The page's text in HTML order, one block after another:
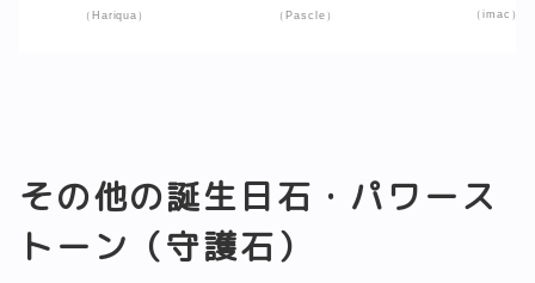
（Hariqua） （Pascle） （imac）
その他の誕生日石・パワース
トーン（守護石）